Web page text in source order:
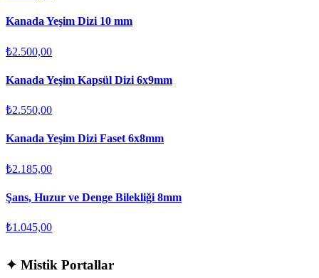
Kanada Yeşim Dizi 10 mm
₺2.500,00
Kanada Yeşim Kapsül Dizi 6x9mm
₺2.550,00
Kanada Yeşim Dizi Faset 6x8mm
₺2.185,00
Şans, Huzur ve Denge Bilekliği 8mm
₺1.045,00
✦ Mistik Portallar